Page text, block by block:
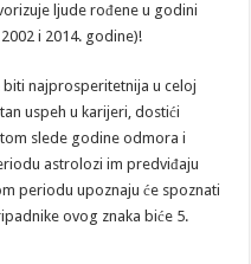
ljude rođene u godini
i 2014. godine)!
biti najprosperitetnija u celoj
uspeh u karijeri, dostići
slede godine odmora i
astrolozi im predviđaju
periodu upoznaju će spoznati
ovog znaka biće 5.